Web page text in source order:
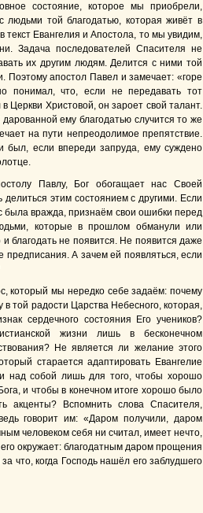
состояние, которое мы приобрели,
людьми той благодатью, которая живёт в
Евангелия и Апостола, то мы увидим,
Задача последователей Спасителя не
их другим людям. Делится с ними той
апостол Павел и замечает: «горе
понимал, что, если не передавать тот
Церкви Христовой, он зароет свой талант.
ему благодатью случится то же
на пути непреодолимое препятствие.
если впереди запруда, ему суждено
Павлу, Бог обогащает нас Своей
этим состоянием с другими. Если
была вражда, признаём свои ошибки перед
которые в прошлом обманули или
благодать не появится. Не появится даже
А зачем ей появляться, если
который мы нередко себе задаём: почему
той радости Царства Небесного, которая,
сердечного состояния Его учеников?
жизни лишь в бесконечном
Не является ли желание этого
старается адаптировать Евангелие
над собой лишь для того, чтобы хорошо
и чтобы в конечном итоге хорошо было
акценты? Вспомнить слова Спасителя,
говорит им: «Даром получили, даром
человеком себя ни считал, имеет нечто,
окружает: благодатным даром прощения
что, когда Господь нашёл его заблудшего